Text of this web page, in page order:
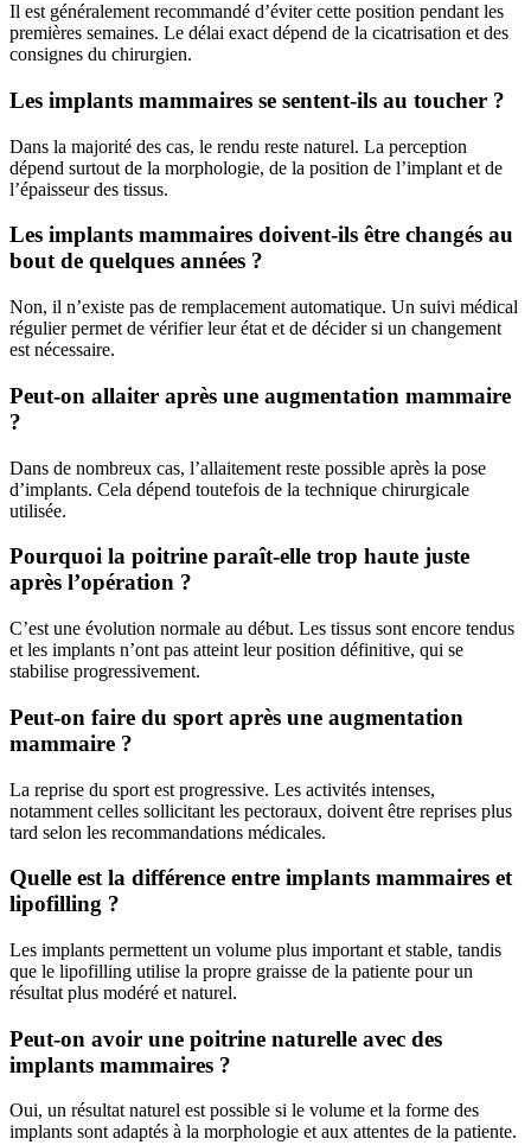
Il est généralement recommandé d’éviter cette position pendant les
premières semaines. Le délai exact dépend de la cicatrisation et des
consignes du chirurgien.
Les implants mammaires se sentent-ils au toucher ?
Dans la majorité des cas, le rendu reste naturel. La perception
dépend surtout de la morphologie, de la position de l’implant et de
l’épaisseur des tissus.
Les implants mammaires doivent-ils être changés au
bout de quelques années ?
Non, il n’existe pas de remplacement automatique. Un suivi médical
régulier permet de vérifier leur état et de décider si un changement
est nécessaire.
Peut-on allaiter après une augmentation mammaire
?
Dans de nombreux cas, l’allaitement reste possible après la pose
d’implants. Cela dépend toutefois de la technique chirurgicale
utilisée.
Pourquoi la poitrine paraît-elle trop haute juste
après l’opération ?
C’est une évolution normale au début. Les tissus sont encore tendus
et les implants n’ont pas atteint leur position définitive, qui se
stabilise progressivement.
Peut-on faire du sport après une augmentation
mammaire ?
La reprise du sport est progressive. Les activités intenses,
notamment celles sollicitant les pectoraux, doivent être reprises plus
tard selon les recommandations médicales.
Quelle est la différence entre implants mammaires et
lipofilling ?
Les implants permettent un volume plus important et stable, tandis
que le lipofilling utilise la propre graisse de la patiente pour un
résultat plus modéré et naturel.
Peut-on avoir une poitrine naturelle avec des
implants mammaires ?
Oui, un résultat naturel est possible si le volume et la forme des
implants sont adaptés à la morphologie et aux attentes de la patiente.